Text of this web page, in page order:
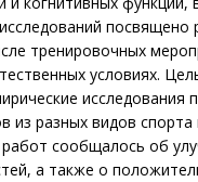
тренировочных
условиях.
из разных видов
сообщалось об
а также о